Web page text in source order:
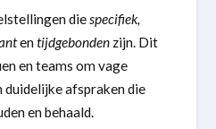
diespecifiek,
entijdgebonden zijn. Dit
en teams om vage
afspraken die
en behaald.